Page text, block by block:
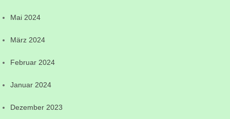
Mai 2024
März 2024
Februar 2024
Januar 2024
Dezember 2023